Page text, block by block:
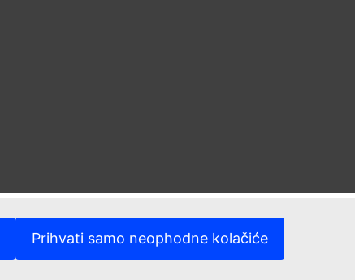
Prihvati samo neophodne kolačiće